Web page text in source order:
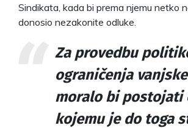
Sindikata, kada bi prema njemu netko
donosio nezakonite odluke.
Za provedbu
ograničenja
moralo bi postojati
kojemu je do toga